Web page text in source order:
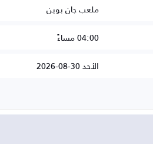
ملعب جان بوين
04:00 مساءً
الأحد 30-08-2026